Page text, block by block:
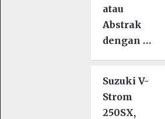
atau
Abstrak
dengan …
Suzuki V-
Strom
250SX,